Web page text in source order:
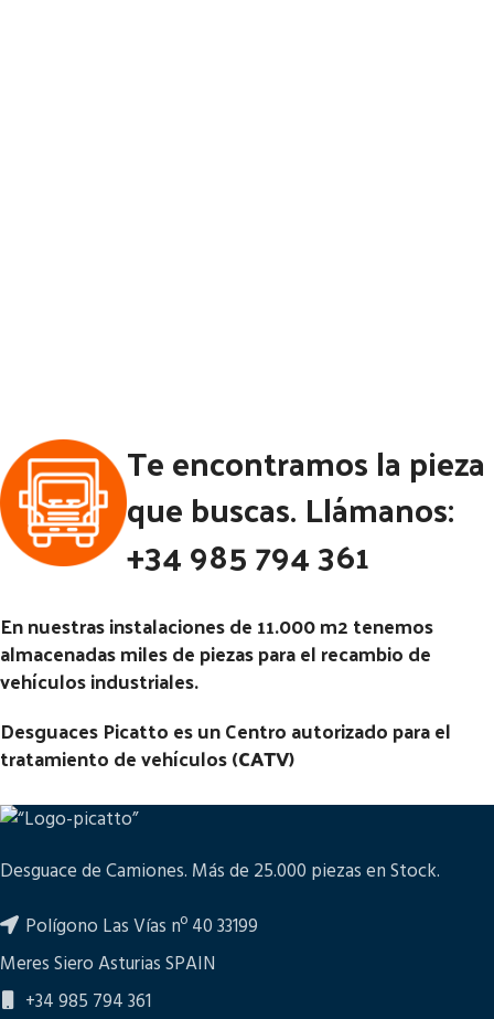
Te encontramos la pieza
que buscas. Llámanos:
+34 985 794 361
En nuestras instalaciones de 11.000 m2 tenemos
almacenadas miles de piezas para el recambio de
vehículos industriales.
Desguaces Picatto es un Centro autorizado para el
tratamiento de vehículos (CATV)
Desguace de Camiones. Más de 25.000 piezas en Stock.
Polígono Las Vías nº 40 33199
Meres Siero Asturias SPAIN
+34 985 794 361